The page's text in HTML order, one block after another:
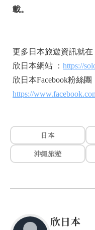
載。
更多日本旅遊資訊就在
欣日本網站 ： https://
欣日本Facebook粉絲團
https://
日本
沖繩旅遊
欣日本